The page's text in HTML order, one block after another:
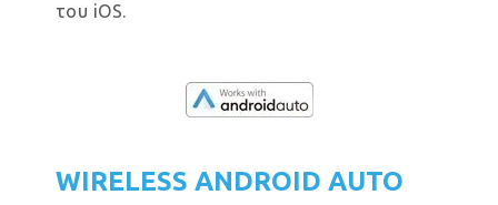
του iOS.
WIRELESS ANDROID AUTO